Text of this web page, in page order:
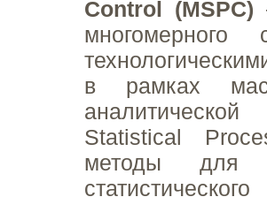
Control (MSPC)
многомерного
в рамках
Statistical
методы для